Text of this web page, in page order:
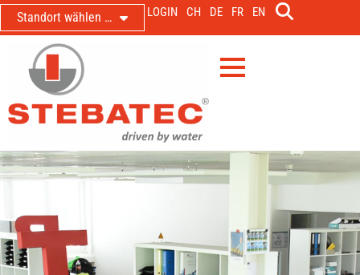
Standort wählen … LOGIN CH DE FR EN